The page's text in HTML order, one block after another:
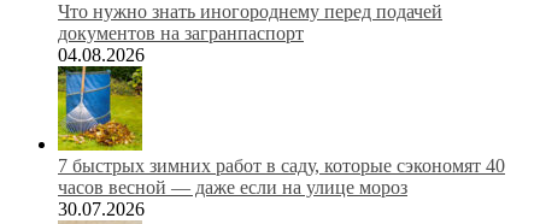
Что нужно знать иногороднему перед подачей
документов на загранпаспорт
04.08.2026
7 быстрых зимних работ в саду, которые сэкономят 40
часов весной — даже если на улице мороз
30.07.2026